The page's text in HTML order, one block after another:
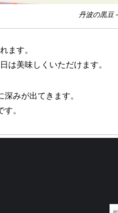
丹波の黒豆
ます。
は美味しくいただけます。
みが出てきます。
。